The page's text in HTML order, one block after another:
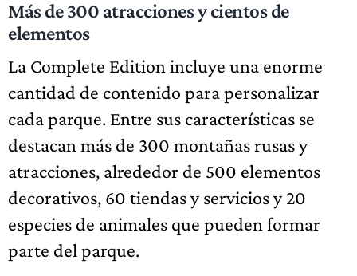
Más de 300 atracciones y cientos de
elementos
La Complete Edition incluye una enorme
cantidad de contenido para personalizar
cada parque. Entre sus características se
destacan más de 300 montañas rusas y
atracciones, alrededor de 500 elementos
decorativos, 60 tiendas y servicios y 20
especies de animales que pueden formar
parte del parque.